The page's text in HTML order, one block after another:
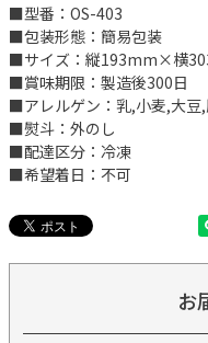
■型番：OS-403
■包装形態：簡易包装
■サイズ：縦193mm×横
■賞味期限：製造後300日
■アレルゲン：乳,小麦,大豆
■熨斗：外のし
■配達区分：冷凍
■希望着日：不可
お